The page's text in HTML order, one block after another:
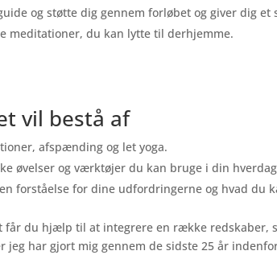
og støtte dig gennem forløbet og giver dig
meditationer, du kan lytte til derhjemme.
vil bestå af
afspænding og let yoga.
øvelser og værktøjer du kan bruge i din hverdag
forståelse for dine udfordringerne og hvad du
får du hjælp til at integrere en række redskaber,
jeg har gjort mig gennem de sidste 25 år